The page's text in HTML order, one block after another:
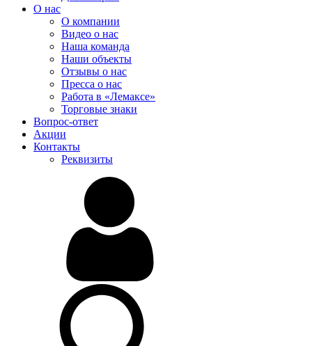
О нас
О компании
Видео о нас
Наша команда
Наши объекты
Отзывы о нас
Пресса о нас
Работа в «Лемаксе»
Торговые знаки
Вопрос-ответ
Акции
Контакты
Реквизиты